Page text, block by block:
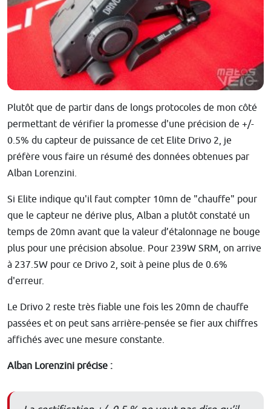
Plutôt que de partir dans de longs protocoles de mon côté
permettant de vérifier la promesse d'une précision de +/-
0.5% du capteur de puissance de cet Elite Drivo 2, je
préfère vous faire un résumé des données obtenues par
Alban Lorenzini.
Si Elite indique qu'il faut compter 10mn de "chauffe" pour
que le capteur ne dérive plus, Alban a plutôt constaté un
temps de 20mn avant que la valeur d’étalonnage ne bouge
plus pour une précision absolue. Pour 239W SRM, on arrive
à 237.5W pour ce Drivo 2, soit à peine plus de 0.6%
d'erreur.
Le Drivo 2 reste très fiable une fois les 20mn de chauffe
passées et on peut sans arrière-pensée se fier aux chiffres
affichés avec une mesure constante.
Alban Lorenzini précise :